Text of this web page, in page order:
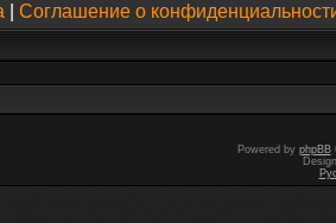
Соглашение о
Powered by phpBB